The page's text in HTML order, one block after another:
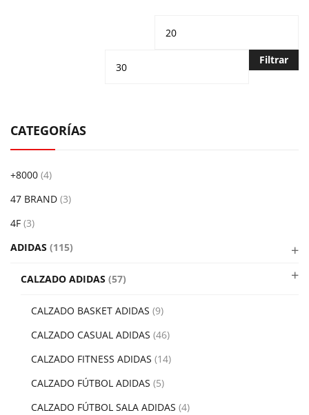
Precio
Filtrar
CATEGORÍAS
+8000 (4)
47 BRAND (3)
4F (3)
ADIDAS (115)
CALZADO ADIDAS (57)
CALZADO BASKET ADIDAS (9)
CALZADO CASUAL ADIDAS (46)
CALZADO FITNESS ADIDAS (14)
CALZADO FÚTBOL ADIDAS (5)
CALZADO FÚTBOL SALA ADIDAS (4)